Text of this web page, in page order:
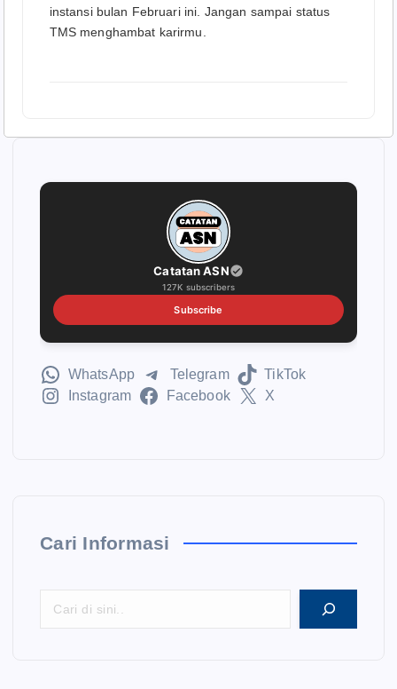
instansi bulan Februari ini. Jangan sampai status
TMS menghambat karirmu.
Catatan ASN
127K subscribers
Subscribe
WhatsApp Telegram
TikTok
Instagram
Facebook X
Cari Informasi